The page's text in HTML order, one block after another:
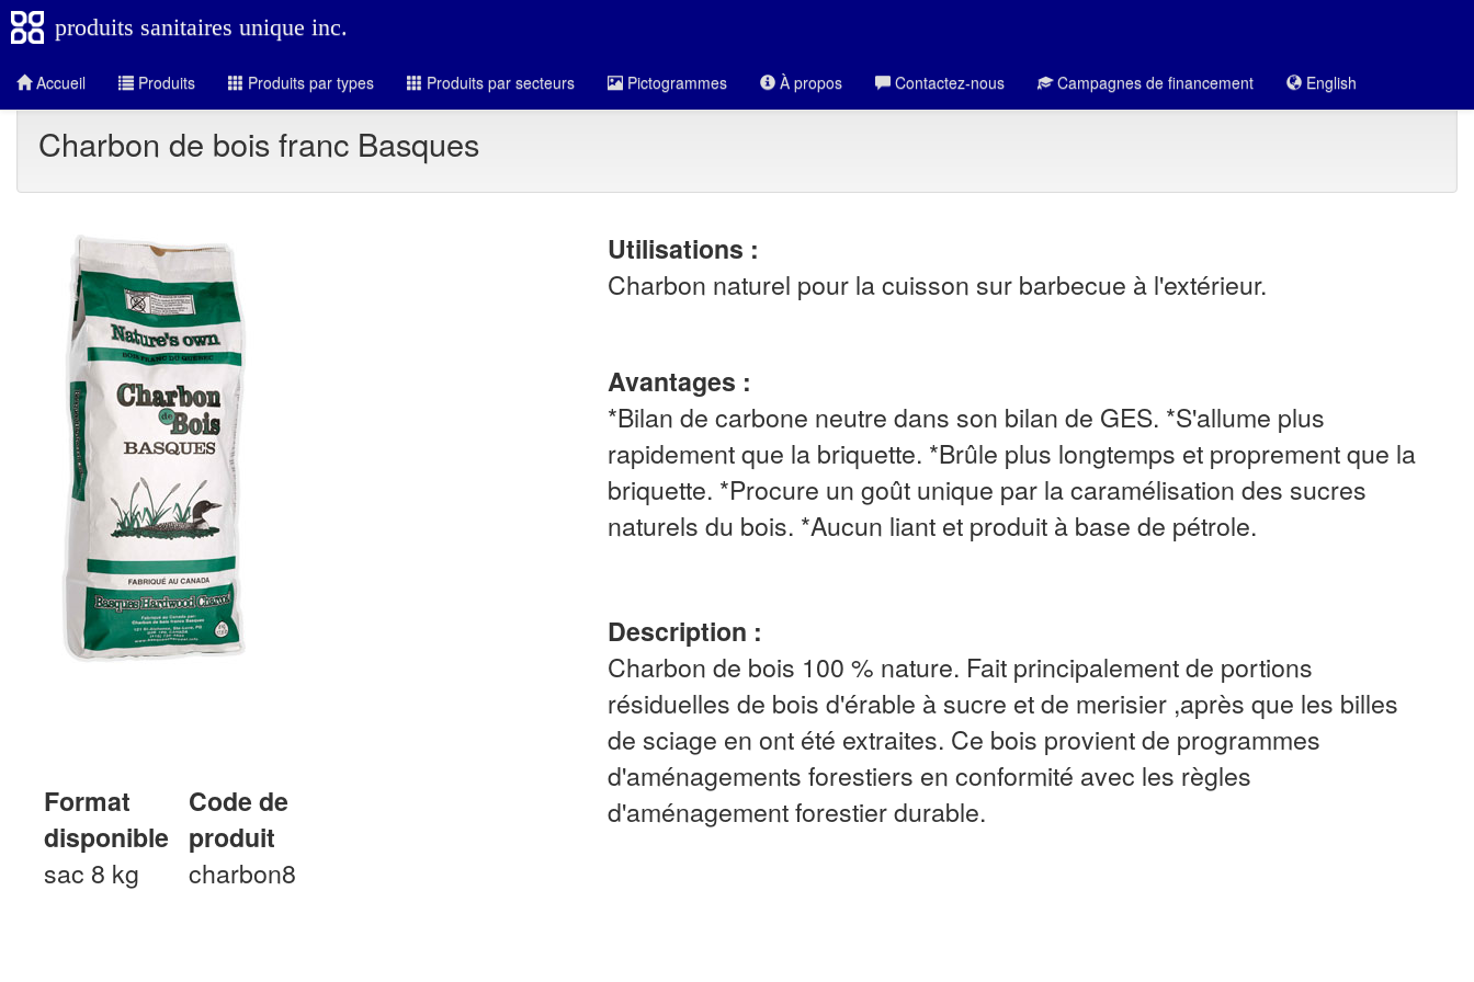
produits sanitaires unique inc.
Accueil Produits Produits par types Produits par secteurs Pictogrammes À propos Contactez-nous Campagnes de financement English
Charbon de bois franc Basques
Format
disponible
Code de
produit
sac 8 kg charbon8
Utilisations :
Charbon naturel pour la cuisson sur barbecue à l'extérieur.
Avantages :
*Bilan de carbone neutre dans son bilan de GES. *S'allume plus
rapidement que la briquette. *Brûle plus longtemps et proprement que la
briquette. *Procure un goût unique par la caramélisation des sucres
naturels du bois. *Aucun liant et produit à base de pétrole.
Description :
Charbon de bois 100 % nature. Fait principalement de portions
résiduelles de bois d'érable à sucre et de merisier ,après que les billes
de sciage en ont été extraites. Ce bois provient de programmes
d'aménagements forestiers en conformité avec les règles
d'aménagement forestier durable.